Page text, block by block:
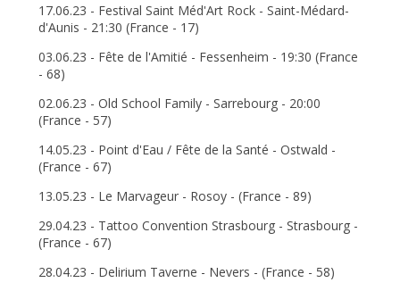
17.06.23 - Festival Saint Méd'Art Rock - Saint-Médard-
d'Aunis - 21:30 (France - 17)
03.06.23 - Fête de l'Amitié - Fessenheim - 19:30 (France
- 68)
02.06.23 - Old School Family - Sarrebourg - 20:00
(France - 57)
14.05.23 - Point d'Eau / Fête de la Santé - Ostwald -
(France - 67)
13.05.23 - Le Marvageur - Rosoy - (France - 89)
29.04.23 - Tattoo Convention Strasbourg - Strasbourg -
(France - 67)
28.04.23 - Delirium Taverne - Nevers - (France - 58)